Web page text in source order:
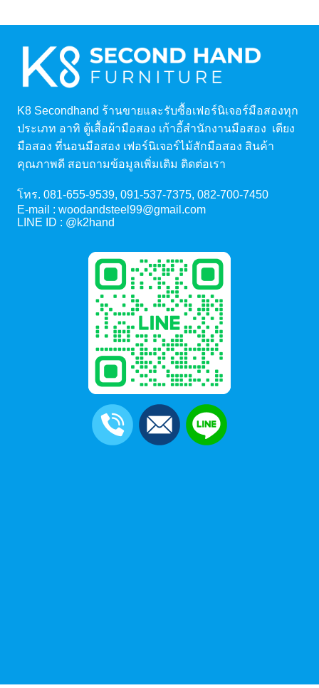
K8 Secondhand ร้านขายและรับซื้อเฟอร์นิเจอร์มือสองทุก
ประเภท อาทิ ตู้เสื้อผ้ามือสอง เก้าอี้สำนักงานมือสอง เตียง
มือสอง ที่นอนมือสอง เฟอร์นิเจอร์ไม้สักมือสอง สินค้า
คุณภาพดี สอบถามข้อมูลเพิ่มเติม ติดต่อเรา
โทร. 081-655-9539, 091-537-7375, 082-700-7450
E-mail : woodandsteel99@gmail.com
LINE ID : @k2hand